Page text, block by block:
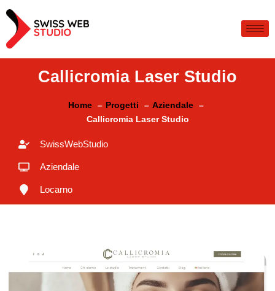
Callicromia Laser Studio
Home Progetti
Aziendale
Callicromia Laser Studio
SwissWebStudio
Aziendale
Locarno